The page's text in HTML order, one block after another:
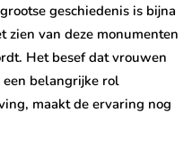
geschiedenis is bijna
zien van deze monumenten
Het besef dat vrouwen
belangrijke rol
maakt de ervaring nog